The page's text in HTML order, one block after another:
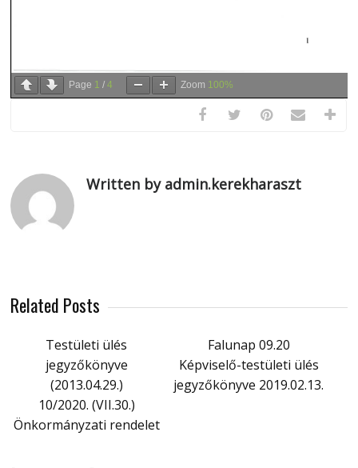
Page 1 /4 Zoom 100%
Written by admin.kerekharaszt
Related Posts
Testületi ülés
jegyzőkönyve
(2013.04.29.)
Falunap 09.20
Képviselő-testületi ülés
jegyzőkönyve 2019.02.13.
10/2020. (VII.30.)
Önkormányzati rendelet